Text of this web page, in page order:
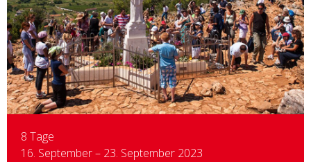
8 Tage
16. September – 23. September 2023